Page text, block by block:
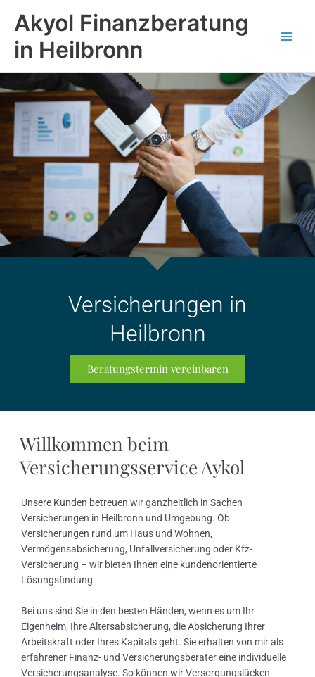
Inhalt
springen
Akyol Finanzberatung
in Heilbronn
Versicherungen in
Heilbronn
Beratungstermin vereinbaren
Willkommen beim
Versicherungsservice Aykol
Unsere Kunden betreuen wir ganzheitlich in Sachen
Versicherungen in Heilbronn und Umgebung. Ob
Versicherungen rund um Haus und Wohnen,
Vermögensabsicherung, Unfallversicherung oder Kfz-
Versicherung – wir bieten Ihnen eine kundenorientierte
Lösungsfindung.
Bei uns sind Sie in den besten Händen, wenn es um Ihr
Eigenheim, Ihre Altersabsicherung, die Absicherung Ihrer
Arbeitskraft oder Ihres Kapitals geht. Sie erhalten von mir als
erfahrener Finanz- und Versicherungsberater eine individuelle
Versicherungsanalyse. So können wir Versorgungslücken